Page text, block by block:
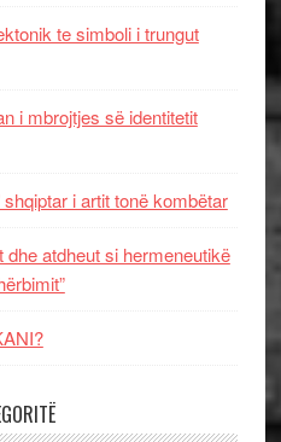
te simboli i trungut
i mbrojtjes së identitetit
i artit tonë kombëtar
dhe atdheut si hermeneutikë